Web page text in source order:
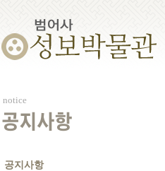
notice
공지사항
공지사항